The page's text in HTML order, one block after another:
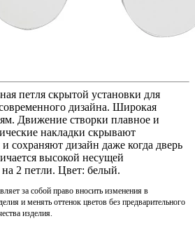
петля скрытой установки для
дизайна. Широкая
Движение створки плавное и
накладки скрывают
сохраняют дизайн даже когда дверь
высокой несущей
2 петли. Цвет: белый.
за собой право вносить изменения в
и менять оттенок цветов без предварительного
изделия.